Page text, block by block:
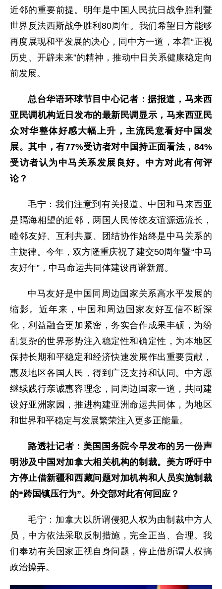
近邻的重要前提。明年是中国人民抗日战争胜利暨
世界反法西斯战争胜利80周年。我们希望日方能够
再度展现和平发展的决心，同中方一道，本着“正视
历史、开辟未来”的精神，推动中日关系健康稳定向
前发展。
总台华语环球节目中心记者：据报道，马来西
亚民调机构近日发布的最新民调显示，马来西亚民
众对华整体好感大幅上升，主流民意看好中国发
展。其中，有77%受访者对中国持正面看法，84%
受访者认为中马关系发展良好。中方对此有何评
论？
毛宁：我们注意到有关报道。中国和马来西亚
是隔海相望的近邻，两国人民传统友谊源远流长，
睦邻友好、互利共赢、团结协作始终是中马关系的
主旋律。今年，双方隆重庆祝了建交50周年暨“中马
友好年”，中马命运共同体建设再谱新篇。
中马友好是中国同周边国家关系高水平发展的
缩影。近年来，中国和周边国家友好互信不断深
化，利益融合更加紧密，务实合作成果丰硕，为纷
乱复杂的世界形势注入稳定性和确定性，为本地区
保持长期和平稳定和经济快速发展作出重要贡献，
惠及地区各国人民，得到广泛支持和认同。中方愿
继续践行亲诚惠容理念，同周边国家一道，共同建
设好亚洲家园，推进构建亚洲命运共同体，为地区
和世界和平稳定与发展繁荣注入更多正能量。
路透社记者：美国国务院今早发布的另一份声
明涉及中国对加拿大相关机构的制裁。美方呼吁中
方停止借新疆和西藏问题对加机构和人员实施制裁
的“跨国镇压行为”。外交部对此有何回应？
毛宁：加拿大以所谓侵犯人权为由制裁中方人
员，中方依法采取反制措施，完全正当、合理。我
们奉劝有关国家正视自身问题，停止借所谓人权搞
政治操弄。